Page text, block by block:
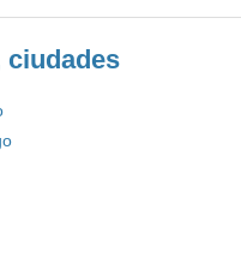
ciudades